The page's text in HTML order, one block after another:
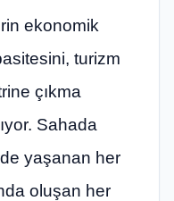
ekonomik
turizm
çıkma
Sahada
yaşanan her
oluşan her